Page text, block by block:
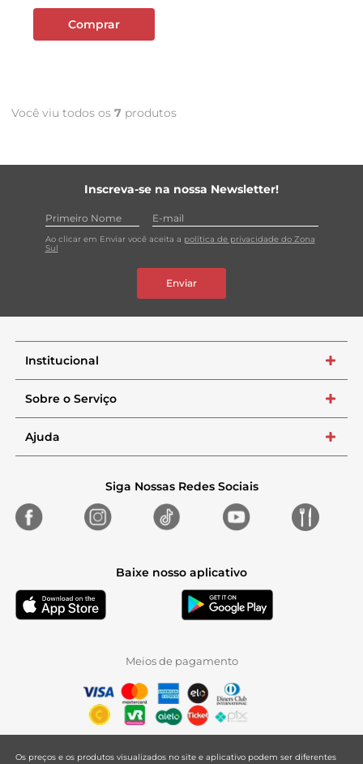
Comprar
Você viu todos os 7 produtos
Inscreva-se na nossa Newsletter!
Ao clicar em Enviar você aceita a política de privacidade do Zona
Sul
Enviar
Institucional +
Sobre o Serviço +
Ajuda +
Siga Nossas Redes Sociais
Baixe nosso aplicativo
Meios de pagamento
Os preços e os produtos visualizados no site e aplicativo podem ser diferentes